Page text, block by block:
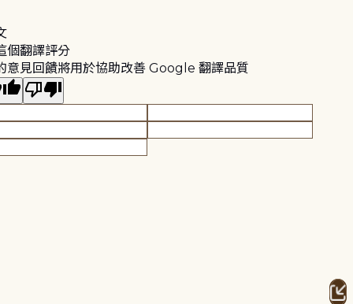
個翻譯評分
意見回饋將用於協助改善 Google 翻譯品質